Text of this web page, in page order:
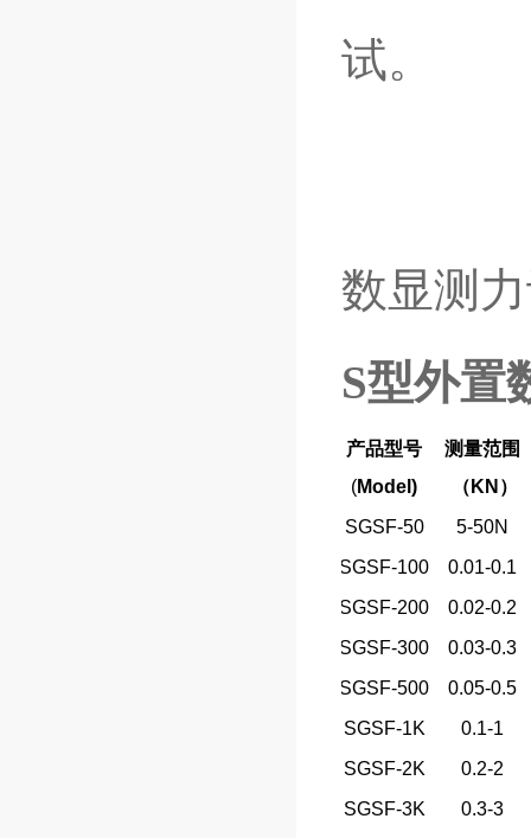
试。
数显测
S型外置
产品型号
(Model)
测量范围
（ KN ）
SGSF-50
5-50N
SGSF-100
0.01-0.1
SGSF-200
0.02-0.2
SGSF-300
0.03-0.3
SGSF-500
0.05-0.5
SGSF-1K
0.1-1
SGSF-2K
0.2-2
SGSF-3K
0.3-3